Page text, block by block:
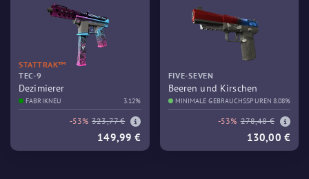
STATTRAK™
TEC-9
Dezimierer
FABRIKNEU 3.12%
-53% 323,77 €
149,99 €
FIVE-SEVEN
Beeren und Kirschen
MINIMALE GEBRAUCHSSPUREN 8.08%
-53% 278,48 €
130,00 €